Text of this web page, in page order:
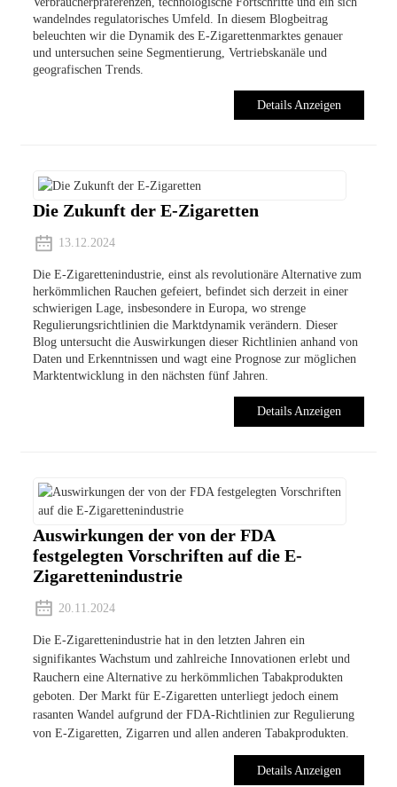
wandelndes regulatorisches Umfeld. In diesem Blogbeitrag
beleuchten wir die Dynamik des E-Zigarettenmarktes genauer
und untersuchen seine Segmentierung, Vertriebskanäle und
geografischen Trends.
Details Anzeigen
Die Zukunft der E-Zigaretten
13.12.2024
Die E-Zigarettenindustrie, einst als revolutionäre Alternative zum
herkömmlichen Rauchen gefeiert, befindet sich derzeit in einer
schwierigen Lage, insbesondere in Europa, wo strenge
Regulierungsrichtlinien die Marktdynamik verändern. Dieser
Blog untersucht die Auswirkungen dieser Richtlinien anhand von
Daten und Erkenntnissen und wagt eine Prognose zur möglichen
Marktentwicklung in den nächsten fünf Jahren.
Details Anzeigen
Auswirkungen der von der FDA
festgelegten Vorschriften auf die E-
Zigarettenindustrie
20.11.2024
Die E-Zigarettenindustrie hat in den letzten Jahren ein
signifikantes Wachstum und zahlreiche Innovationen erlebt und
Rauchern eine Alternative zu herkömmlichen Tabakprodukten
geboten. Der Markt für E-Zigaretten unterliegt jedoch einem
rasanten Wandel aufgrund der FDA-Richtlinien zur Regulierung
von E-Zigaretten, Zigarren und allen anderen Tabakprodukten.
Details Anzeigen